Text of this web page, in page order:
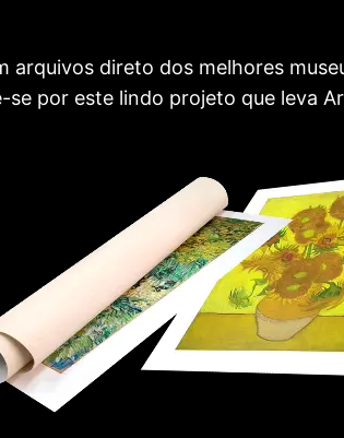
direto dos melhores
por este lindo projeto que leva